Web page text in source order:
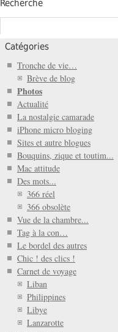
Recherche
Catégories
Tronche de vie…
Brève de blog
Photos
Actualité
La nostalgie camarade
iPhone micro bloging
Sites et autre blogues
Bouquins, zique et toutim...
Mac attitude
Des mots...
366 réel
366 obsolète
Vue de la chambre...
Tag à la con…
Le bordel des autres
Chic ! des clics !
Carnet de voyage
Liban
Philippines
Libye
Lanzarotte